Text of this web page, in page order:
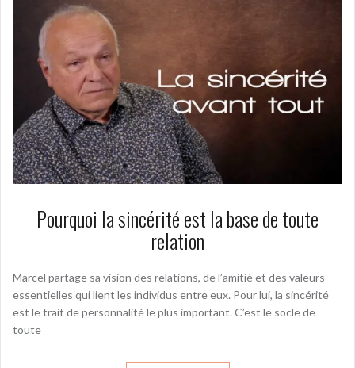
Pourquoi la sincérité est la base de toute
relation
Marcel partage sa vision des relations, de l’amitié et des valeurs
essentielles qui lient les individus entre eux. Pour lui, la sincérité
est le trait de personnalité le plus important. C’est le socle de
toute